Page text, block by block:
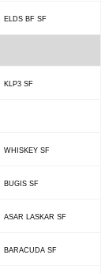
ELDS BF SF
KLP3 SF
WHISKEY SF
BUGIS SF
ASAR LASKAR SF
BARACUDA SF